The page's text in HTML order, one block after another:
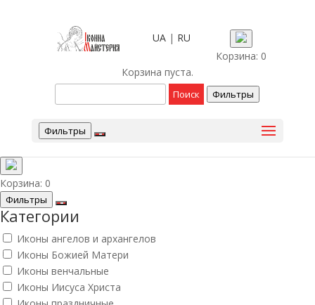
UA| RU
Корзина: 0
Корзина пуста.
Фильтры
Фильтры
Корзина: 0
Фильтры
Категории
Иконы ангелов и архангелов
Иконы Божией Матери
Иконы венчальные
Иконы Иисуса Христа